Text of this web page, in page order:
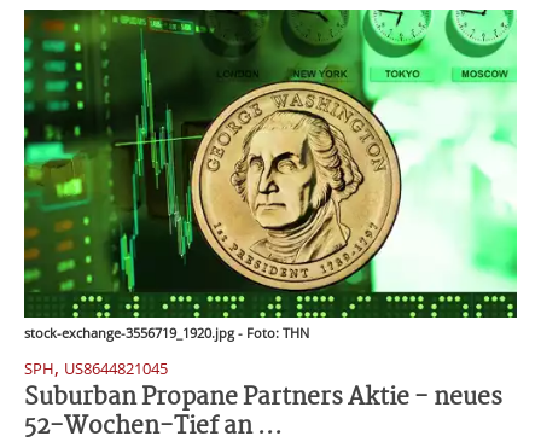
stock-exchange-3556719_1920.jpg - Foto: THN
SPH, US8644821045
Suburban Propane Partners Aktie - neues
52-Wochen-Tief an ...